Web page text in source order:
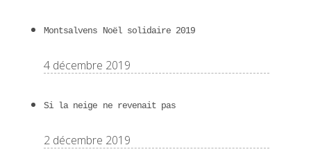
Montsalvens Noël solidaire 2019
4 décembre 2019
Si la neige ne revenait pas
2 décembre 2019